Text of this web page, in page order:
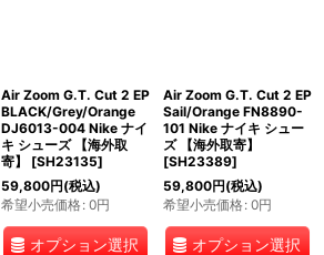
Air Zoom G.T. Cut 2 EP
BLACK/Grey/Orange
DJ6013-004 Nike ナイ
キ シューズ 【海外取
寄】
[SH23135]
59,800円(税込)
希望小売価格: 0円
オプション選択
Air Zoom G.T. Cut 2 EP
Sail/Orange FN8890-
101 Nike ナイキ シュー
ズ 【海外取寄】
[SH23389]
59,800円(税込)
希望小売価格: 0円
オプション選択